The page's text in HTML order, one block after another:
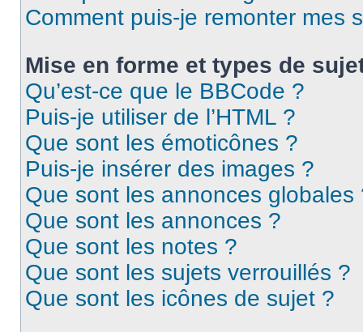
Comment puis-je remonter mes
Mise en forme et types de
Qu’est-ce que le BBCode ?
Puis-je utiliser de l’HTML ?
Que sont les émoticônes ?
Puis-je insérer des images ?
Que sont les annonces globales
Que sont les annonces ?
Que sont les notes ?
Que sont les sujets verrouillés ?
Que sont les icônes de sujet ?